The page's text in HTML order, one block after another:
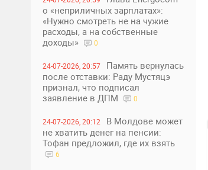
о «неприличных зарплатах»:
«Нужно смотреть не на чужие
расходы, а на собственные
доходы»
0
24-07-2026, 20:57
Память вернулась
после отставки: Раду Мустяцэ
признал, что подписал
заявление в ДПМ
0
24-07-2026, 20:12
В Молдове может
не хватить денег на пенсии:
Тофан предложил, где их взять
6